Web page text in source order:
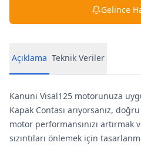
Gelince
Açıklama Teknik Veriler
Kanuni Visal125 motorunuza
Kapak Contası arıyorsanız,
motor performansınızı artırmak
sızıntıları önlemek için